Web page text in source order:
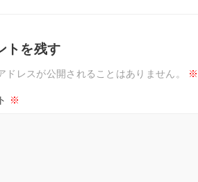
トを残す
ドレスが公開されることはありません。 ※
※